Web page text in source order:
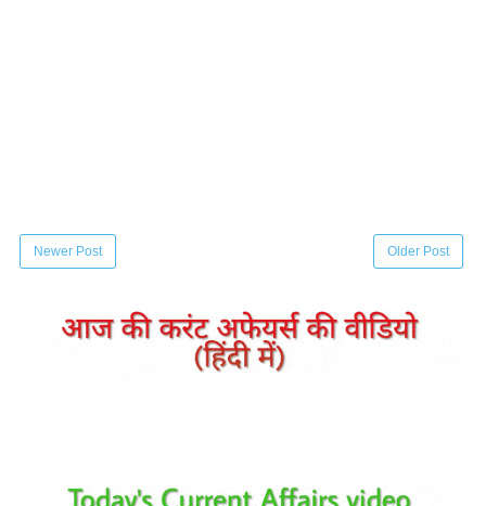
Newer Post Older Post